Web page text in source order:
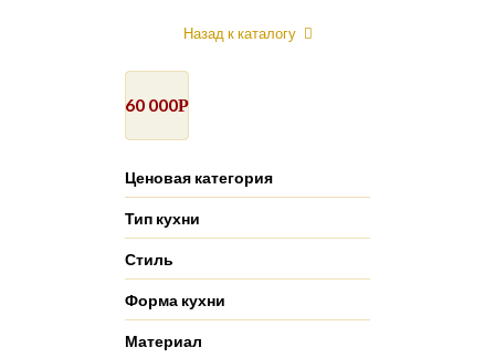
Назад к каталогу
60 000Р
Ценовая категория
Тип кухни
Стиль
Форма кухни
Материал